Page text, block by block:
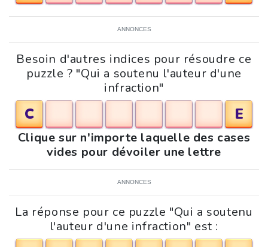
ANNONCES
Besoin d'autres indices pour résoudre ce
puzzle ? "Qui a soutenu l'auteur d'une
infraction"
C E
Clique sur n'importe laquelle des cases
vides pour dévoiler une lettre
ANNONCES
La réponse pour ce puzzle "Qui a soutenu
l'auteur d'une infraction" est :